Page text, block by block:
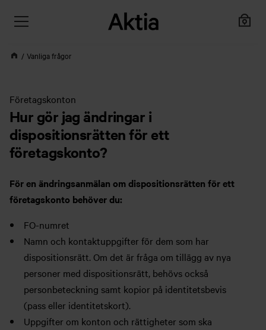
Vanliga frågor
Företagskonton
Hur gör jag ändringar i
dispositionsrätten för ett
företagskonto?
För en ändringsanmälan om dispositionsrätten för ett
företagskonto behöver du:
FO-numret
Namn och kontaktuppgifter för dem som har
dispositionsrätt. Om det är fråga om tillägg av nya
personer med dispositionsrätt, behövs också
personbeteckning samt kopior på identitetsbevis
(pass eller identitetskort).
Uppgifter om konton och rättigheter som ska